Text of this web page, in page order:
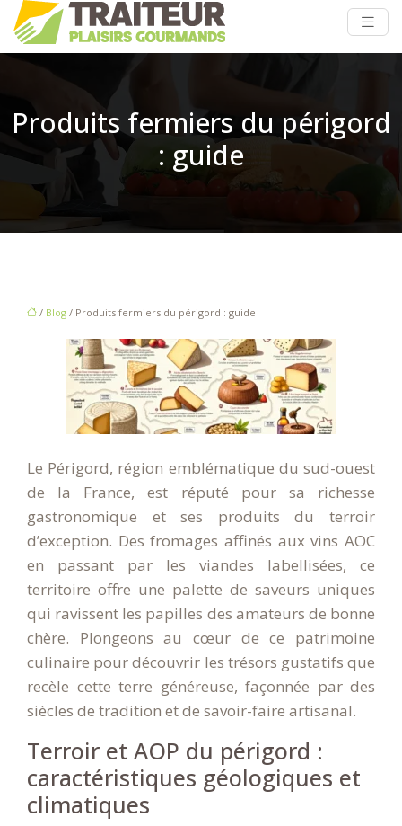
Produits fermiers du périgord
: guide
/ Blog / Produits fermiers du périgord : guide
Le Périgord, région emblématique du sud-ouest
de la France, est réputé pour sa richesse
gastronomique et ses produits du terroir
d’exception. Des fromages affinés aux vins AOC
en passant par les viandes labellisées, ce
territoire offre une palette de saveurs uniques
qui ravissent les papilles des amateurs de bonne
chère. Plongeons au cœur de ce patrimoine
culinaire pour découvrir les trésors gustatifs que
recèle cette terre généreuse, façonnée par des
siècles de tradition et de savoir-faire artisanal.
Terroir et AOP du périgord :
caractéristiques géologiques et
climatiques